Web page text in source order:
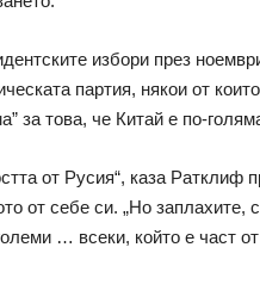
избори през
партия, някои от
за това, че Китай е по-
от Русия“, каза Ратклиф
от себе си. „Но заплахите,
… всеки, който е част